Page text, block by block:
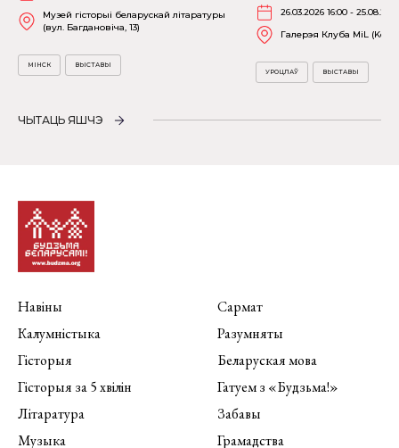
Музей гісторыі беларускай літаратуры
(вул. Багдановіча, 13)
МІНСК ВЫСТАВЫ
26.03.2026 16:00 -
Галерэя Клуба MiL
УРОЦЛАЎ ВЫСТАВЫ
ЧЫТАЦЬ ЯШЧЭ
Навіны
Калумністыка
Гісторыя
Гісторыя за 5 хвілін
Літаратура
Музыка
Сармат
Разумняты
Беларуская мова
Гатуем з «Будзьма!»
Забавы
Грамадства